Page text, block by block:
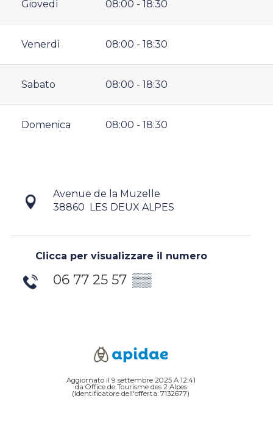
Giovedì 08:00 - 18:30
Venerdì 08:00 - 18:30
Sabato 08:00 - 18:30
Domenica 08:00 - 18:30
Avenue de la Muzelle
38860
LES DEUX ALPES
Clicca per visualizzare il numero
06 77 25 57 ▒▒
Aggiornato il 9 settembre 2025 A 12:41
da Office de Tourisme des 2 Alpes
(Identificatore dell'offerta: 7132677)